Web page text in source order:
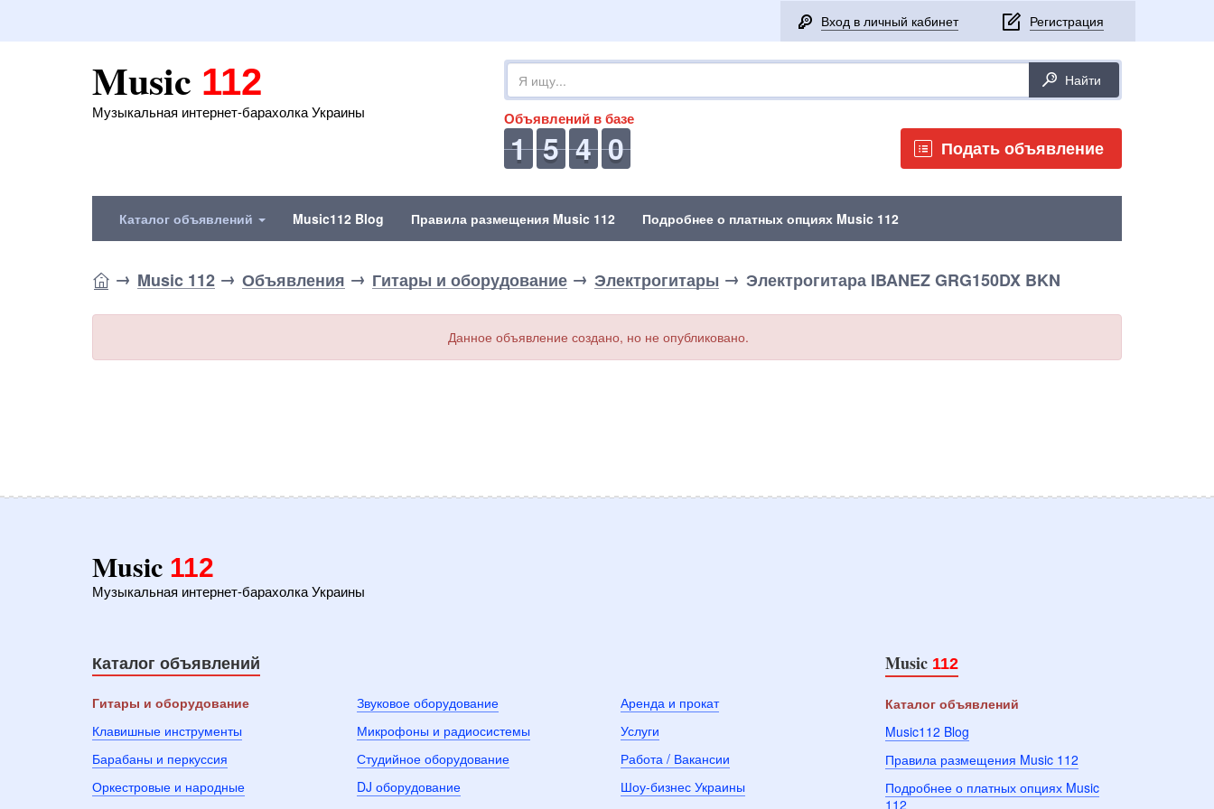
Music 112
Музыкальная интернет-барахолка Украины Объявлений в базе
1 5 4 0 Подать объявление
Каталог объявлений Music112 Blog Правила размещения Music 112 Подробнее о платных опциях Music 112
Music 112 Объявления Гитары и оборудование Электрогитары Электрогитара IBANEZ GRG150DX BKN
Данное объявление создано, но не опубликовано.
Music 112
Музыкальная интернет-барахолка Украины
Каталог объявлений
Гитары и оборудование
Клавишные инструменты
Барабаны и перкуссия
Оркестровые и народные
Звуковое оборудование
Микрофоны и радиосистемы
Студийное оборудование
DJ оборудование
Аренда и прокат
Услуги
Работа / Вакансии
Шоу-бизнес Украины
Music 112
Каталог объявлений
Music112 Blog
Правила размещения Music 112
Подробнее о платных опциях Music
112